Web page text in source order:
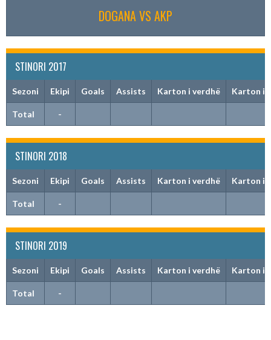
DOGANA VS AKP
STINORI 2017
Sezoni Ekipi Goals Assists Karton i verdhë Karton i
Total -
STINORI 2018
Sezoni Ekipi Goals Assists Karton i verdhë Karton i
Total -
STINORI 2019
Sezoni Ekipi Goals Assists Karton i verdhë Karton i
Total -